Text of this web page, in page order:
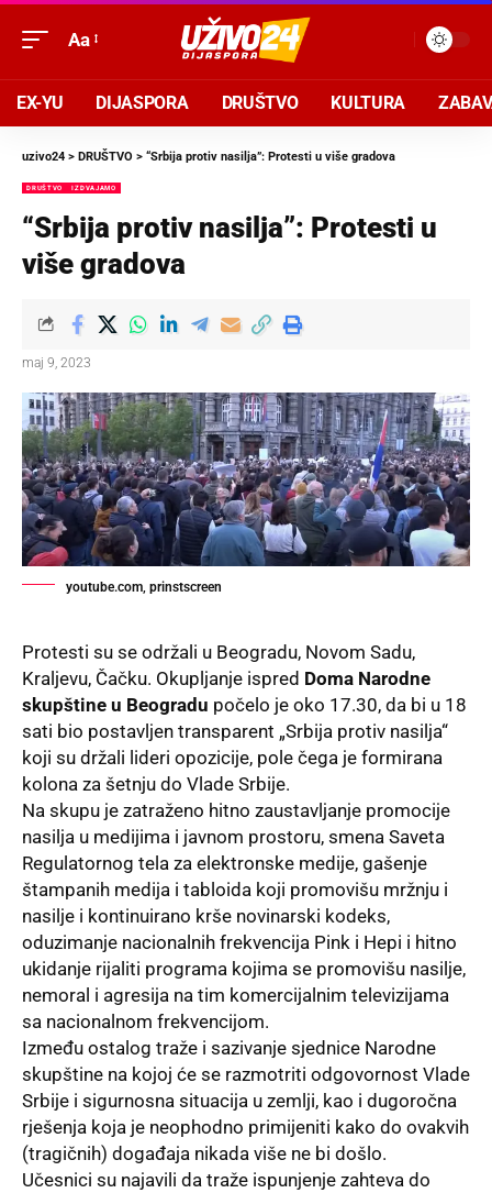
Aa
EX-YU DIJASPORA DRUŠTVO KULTURA
uzivo24 > DRUŠTVO > “Srbija protiv nasilja”: Protesti u više gradova
DRUŠTVO IZDVAJAMO
“Srbija protiv nasilja”: Protesti u
više gradova
maj 9, 2023
youtube.com, prinstscreen
Protesti su se održali u Beogradu, Novom Sadu,
Kraljevu, Čačku. Okupljanje ispred Doma Narodne
skupštine u Beogradu počelo je oko 17.30, da bi u 18
sati bio postavljen transparent „Srbija protiv nasilja“
koji su držali lideri opozicije, pole čega je formirana
kolona za šetnju do Vlade Srbije.
Na skupu je zatraženo hitno zaustavljanje promocije
nasilja u medijima i javnom prostoru, smena Saveta
Regulatornog tela za elektronske medije, gašenje
štampanih medija i tabloida koji promovišu mržnju i
nasilje i kontinuirano krše novinarski kodeks,
oduzimanje nacionalnih frekvencija Pink i Hepi i hitno
ukidanje rijaliti programa kojima se promovišu nasilje,
nemoral i agresija na tim komercijalnim televizijama
sa nacionalnom frekvencijom.
Između ostalog traže i sazivanje sjednice Narodne
skupštine na kojoj će se razmotriti odgovornost Vlade
Srbije i sigurnosna situacija u zemlji, kao i dugoročna
rješenja koja je neophodno primijeniti kako do ovakvih
(tragičnih) događaja nikada više ne bi došlo.
Učesnici su najavili da traže ispunjenje zahteva do